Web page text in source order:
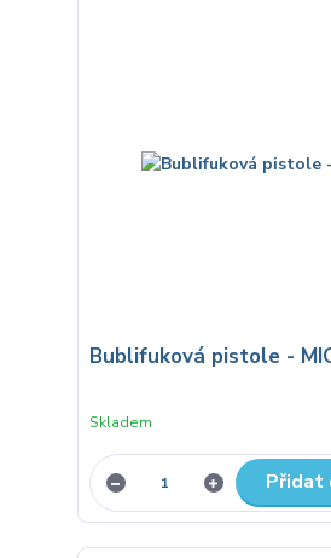
Bublifuková pistole -
Skladem
Přidat